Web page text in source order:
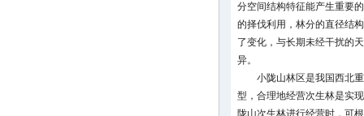
分空间结构特征能产生重要
的择伐利用，林分的直径结
了变化，与长期未经干扰的
异。
小陇山林区是我国西北
型，合理地经营次生林是实
陇山次生林进行经营时，可